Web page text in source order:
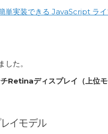
単実装できる JavaScript ラ
た。
ディスプレイ（上位モ